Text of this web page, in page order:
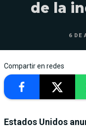
de la
6 DE
Compartir en redes
Estados Unidos